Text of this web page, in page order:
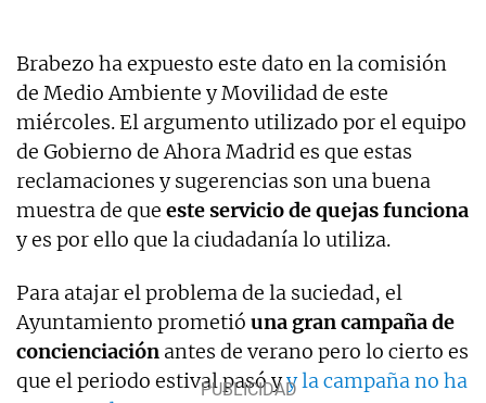
Brabezo ha expuesto este dato en la comisión
de Medio Ambiente y Movilidad de este
miércoles. El argumento utilizado por el equipo
de Gobierno de Ahora Madrid es que estas
reclamaciones y sugerencias son una buena
muestra de que este servicio de quejas funciona
y es por ello que la ciudadanía lo utiliza.
Para atajar el problema de la suciedad, el
Ayuntamiento prometió una gran campaña de
concienciación antes de verano pero lo cierto es
que el periodo estival pasó yy la campaña no ha